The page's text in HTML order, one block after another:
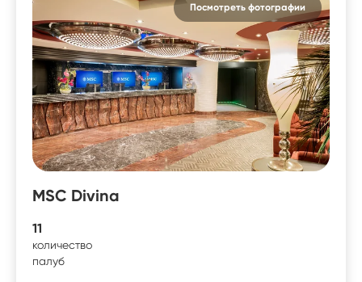
Посмотреть фотографии
MSC Divina
11
количество
палуб